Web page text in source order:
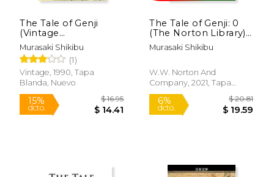
The Tale of Genji
(Vintage
International) (en
Inglés)
Murasaki Shikibu
(1)
Vintage, 1990, Tapa
Blanda, Nuevo
The Tale of Genji: 0
(The Norton Library)
(en Inglés)
Murasaki Shikibu
W.W. Norton And
Company, 2021, Tapa
Blanda, Nuevo